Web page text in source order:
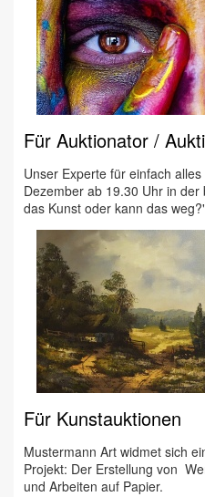
Für Auktionator /
Unser Experte für einfach
Dezember ab 19.30 Uhr in
das Kunst oder kann das
Für Kunstauktionen
Mustermann Art widmet sich
Projekt: Der Erstellung von
und Arbeiten auf Papier.